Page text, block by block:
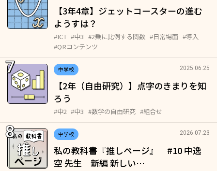
【3年4章】ジェットコースターの進む
ようすは？
#ICT #中3 #2乗に比例する関数 #日常場面 #導入
#QRコンテンツ
中学校 2025.06.25
【2年（自由研究）】点字のきまりを知
ろう
#中2 #中3 #数学の自由研究 #組合せ
中学校 2026.07.23
私の教科書『推しページ』 #10 中逸
空 先生 新編 新しい…